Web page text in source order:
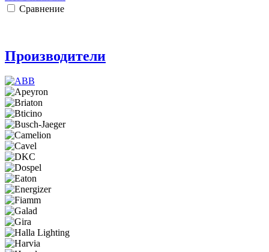
Сравнение
Производители